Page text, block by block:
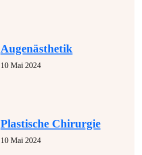
Augenästhetik
10 Mai 2024
Plastische Chirurgie
10 Mai 2024